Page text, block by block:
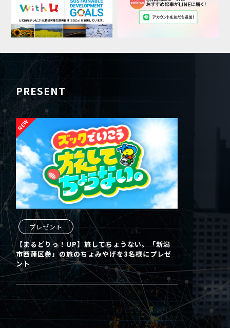
PRESENT
プレゼント
【まるどりっ！UP】旅してちょうない。「新潟
市西蒲区巻」の旅のちょみやげを3名様にプレゼ
ント